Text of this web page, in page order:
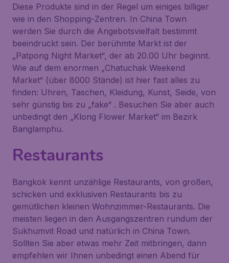
Diese Produkte sind in der Regel um einiges billiger
wie in den Shopping-Zentren. In China Town
werden Sie durch die Angebotsvielfalt bestimmt
beeindruckt sein. Der berühmte Markt ist der
„Patpong Night Market“, der ab 20.00 Uhr beginnt.
Wie auf dem enormen „Chatuchak Weekend
Market“ (über 8000 Stände) ist hier fast alles zu
finden: Uhren, Taschen, Kleidung, Kunst, Seide, von
sehr günstig bis zu „fake“ . Besuchen Sie aber auch
unbedingt den „Klong Flower Market“ im Bezirk
Banglamphu.
Restaurants
Bangkok kennt unzählige Restaurants, von großen,
schicken und exklusiven Restaurants bis zu
gemütlichen kleinen Wohnzimmer-Restaurants. Die
meisten liegen in den Ausgangszentren rundum der
Sukhumvit Road und natürlich in China Town.
Sollten Sie aber etwas mehr Zeit mitbringen, dann
empfehlen wir Ihnen unbedingt einen Abend für